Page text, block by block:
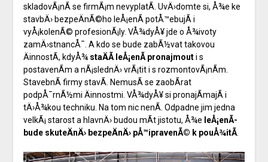
skladovÃ¡nÃ­ se firmÃ¡m nevyplatÃ­. UvÄ›domte si, Å¾e ke
stavbÄ› bezpeÄnÃ©ho leÅ¡enÃ­ potÅ™ebujÃ­ i
vyÅ¡kolenÃ© profesionÃ¡ly. VÅ¾dyÅ¥ jde o Å¾ivoty
zamÄ›stnancÅ¯. A kdo se bude zabÃ½vat takovou
ÄinnostÃ­, kdyÅ¾ staÄÃ­ leÅ¡enÃ­ pronajmouti s
postavenÃ­m a nÃ¡slednÄ› vrÃ¡tit i s rozmontovÃ¡nÃ­m.
StavebnÃ­ firmy stavÃ­. NemusÃ­ se zaobÃ­rat
podpÅ¯rnÃ½mi Äinnostmi. VÅ¾dyÅ¥ si pronajÃ­majÃ­ i
tÄ›Å¾kou techniku. Na tom nic nenÃ­. Odpadne jim jedna
velkÃ¡ starost a hlavnÄ› budou mÃ­t jistotu, Å¾e leÅ¡enÃ­
bude skuteÄnÄ› bezpeÄnÄ› pÅ™ipravenÃ© k pouÅ¾itÃ­.